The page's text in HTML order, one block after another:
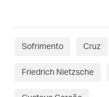
Sofrimento Cruz
Friedrich Nietzsche